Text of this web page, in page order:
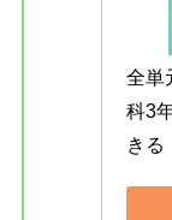
全単
科3
きる